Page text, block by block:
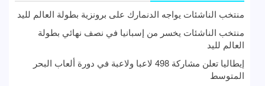
منتخب الناشئات يواجه الدنمارك على برونزية بطولة العالم لليد
منتخب الناشئات يخسر من إسبانيا في نصف نهائي بطولة
العالم لليد
إيطاليا تعلن مشاركة 498 لاعبا ولاعبة في دورة ألعاب البحر
المتوسط